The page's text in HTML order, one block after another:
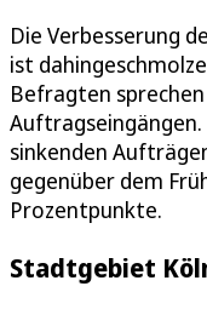
Die Verbesserung
ist
Befragten
sinkenden
gegenüber dem
Prozentpunkte.
Stadtgebiet